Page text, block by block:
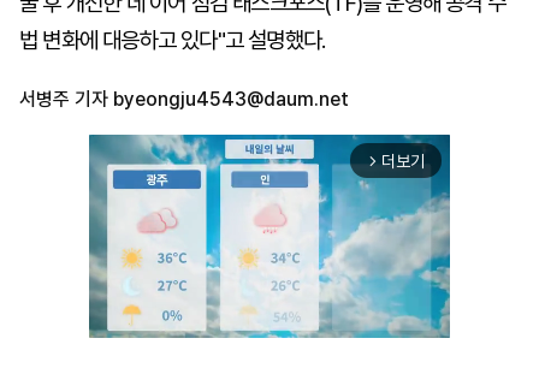
법 변화에 대응하고 있다"고 설명했다.
서병주 기자 byeongju4543@daum.net
arrow_forward_ios 더보기